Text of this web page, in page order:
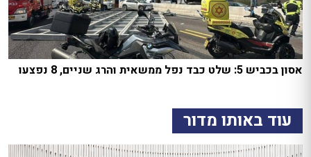
אסון בכביש 5: שלט כבד נפל ממשאית והרג שניים, 8 נפצעו
עוד באותו מדור